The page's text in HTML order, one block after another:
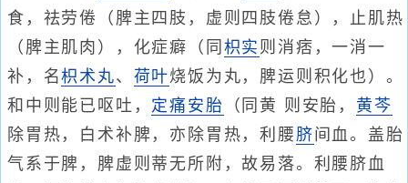
食，祛劳倦（脾主四肢，虚则四肢倦怠），止肌热
（脾主肌肉），化症癖（同 枳实 则消痞，一消一
补，名枳术丸、 荷叶烧饭为丸，脾运则积化也）。
和中则能已呕吐， 定痛 安胎 （同黄 则安胎， 黄芩
除胃热，白术补脾，亦除胃热，利腰 脐间血。盖胎
气系于脾，脾虚则蒂无所附，故易落。利腰脐血